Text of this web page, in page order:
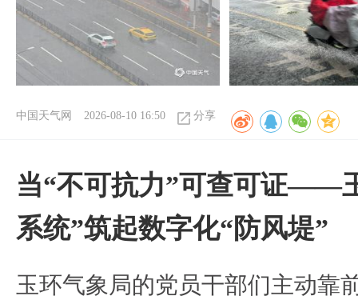
中国天气网 2026-08-10 16:50 分享
当“不可抗力”可查可证——
系统”筑起数字化“防风堤”
玉环气象局的党员干部们主动靠